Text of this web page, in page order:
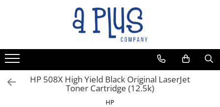
HP 508X High Yield Black Original LaserJet
Toner Cartridge (12.5k)
HP